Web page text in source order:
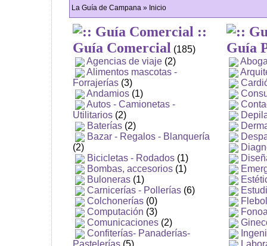
La Guía de Campana » Inicio
Guía Comercial (185)
Agencias de viaje (2)
Alimentos mascotas -
Forrajerías (3)
Andamios (1)
Autos - Camionetas -
Utilitarios (2)
Baterías (2)
Bazar - Regalos - Blanquería
(2)
Bicicletas - Rodados (1)
Bombas, accesorios (1)
Buloneras (1)
Carnicerías - Pollerías (6)
Colchonerías (0)
Computación (3)
Comunicaciones (2)
Confiterías- Panaderías-
Pastelerías (5)
Guía